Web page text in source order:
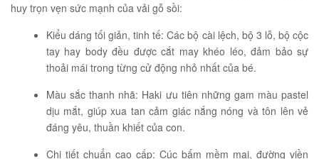
huy trọn vẹn sức mạnh của vải gỗ sồi:
Kiểu dáng tối giản, tinh tế: Các bộ cài lệch, bộ 3 lỗ, bộ cộc
tay hay body đều được cắt may khéo léo, đảm bảo sự
thoải mái trong từng cử động nhỏ nhất của bé.
Màu sắc thanh nhã: Haki ưu tiên những gam màu pastel
dịu mắt, giúp xua tan cảm giác nắng nóng và tôn lên vẻ
đáng yêu, thuần khiết của con.
Chi tiết chuẩn cao cấp: Cúc bấm mềm mại, đường viền